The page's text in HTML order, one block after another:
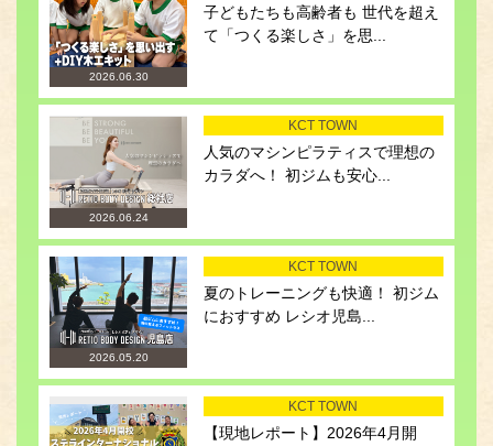
2026.06.30
子どもたちも高齢者も 世代を超え
て「つくる楽しさ」を思...
2026.06.24
KCT TOWN
人気のマシンピラティスで理想の
カラダへ！ 初ジムも安心...
2026.05.20
KCT TOWN
夏のトレーニングも快適！ 初ジム
におすすめ レシオ児島...
KCT TOWN
【現地レポート】2026年4月開